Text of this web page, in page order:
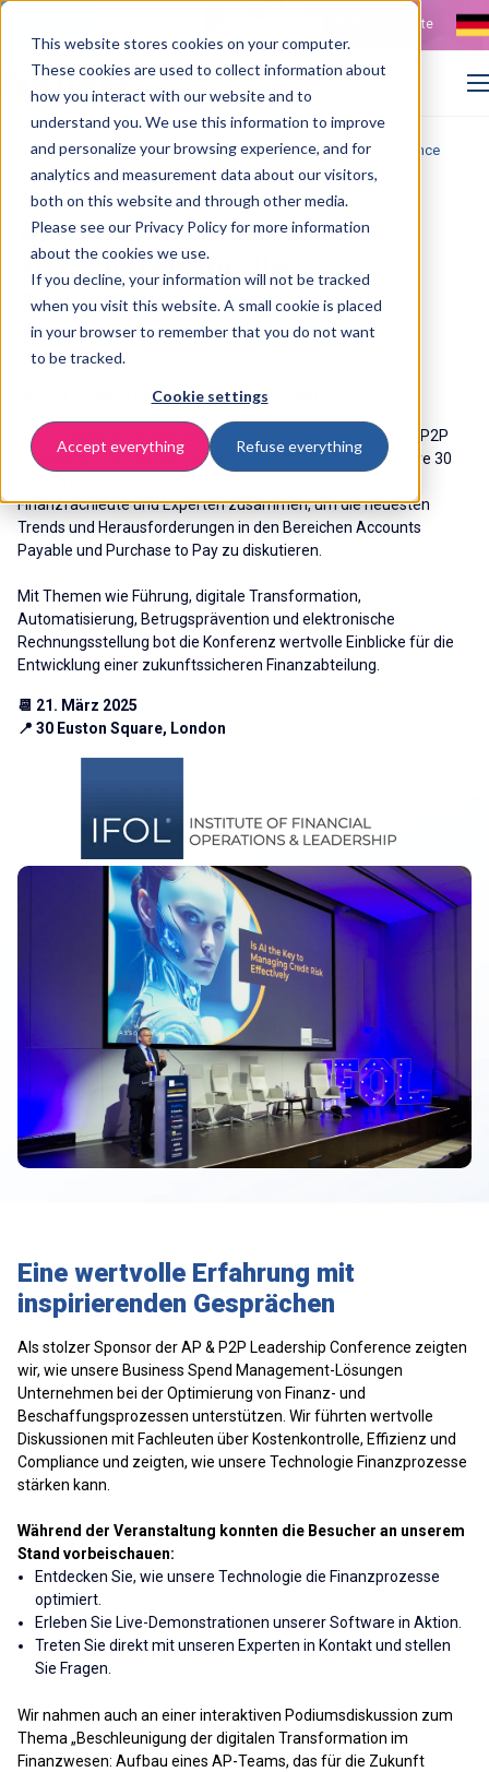
This website stores cookies on your computer.
These cookies are used to collect information about
how you interact with our website and to
understand you. We use this information to improve
and personalize your browsing experience, and for
analytics and measurement data about our visitors,
both on this website and through other media.
Please see our Privacy Policy for more information
about the cookies we use.
If you decline, your information will not be tracked
when you visit this website. A small cookie is placed
in your browser to remember that you do not want
to be tracked.
Cookie settings
Accept everything Refuse everything
Stellenangebote
Home >Resources>Effizienz im Finanzwesen: AP & P2P Conference
AP & P2P Konferenz
2025: bereit für die
Zukunft
01 September 2025
Dieses Ereignis hat bereits stattgefunden.
Am 21. März 2025 nahmen wir an der Accounts Payable & P2P
Leadership Conference im kultigen Londoner Euston Square 30
Finanzfachleute und Experten zusammen, um die neuesten
Trends und Herausforderungen in den Bereichen Accounts
Payable und Purchase to Pay zu diskutieren.
Mit Themen wie Führung, digitale Transformation,
Automatisierung, Betrugsprävention und elektronische
Rechnungsstellung bot die Konferenz wertvolle Einblicke für die
Entwicklung einer zukunftssicheren Finanzabteilung.
📆 21. März 2025
📍 30 Euston Square, London
Eine wertvolle Erfahrung mit
inspirierenden Gesprächen
Als stolzer Sponsor der AP & P2P Leadership Conference zeigten
wir, wie unsere Business Spend Management-Lösungen
Unternehmen bei der Optimierung von Finanz- und
Beschaffungsprozessen unterstützen. Wir führten wertvolle
Diskussionen mit Fachleuten über Kostenkontrolle, Effizienz und
Compliance und zeigten, wie unsere Technologie Finanzprozesse
stärken kann.
Während der Veranstaltung konnten die Besucher an unserem
Stand vorbeischauen:
Entdecken Sie, wie unsere Technologie die Finanzprozesse
optimiert.
Erleben Sie Live-Demonstrationen unserer Software in Aktion.
Treten Sie direkt mit unseren Experten in Kontakt und stellen
Sie Fragen.
Wir nahmen auch an einer interaktiven Podiumsdiskussion zum
Thema „Beschleunigung der digitalen Transformation im
Finanzwesen: Aufbau eines AP-Teams, das für die Zukunft